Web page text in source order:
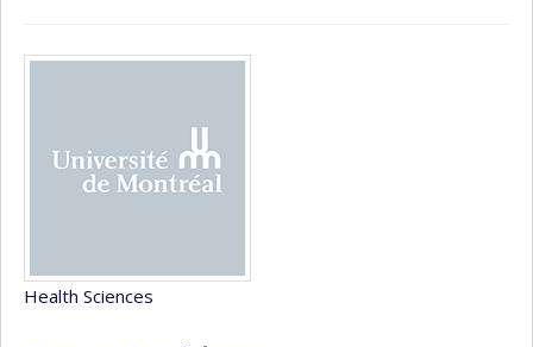
Health Sciences